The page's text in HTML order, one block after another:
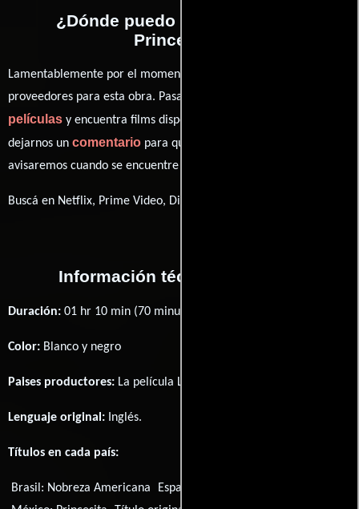
¿Dónde puedo ver la películas
Princesita?
Lamentablemente por el momento no contamos con enlaces a
proveedores para esta obra. Pasa por nuestro catálogo de
películas y encuentra films disponibles. También puedes
dejarnos un comentario para que le demos prioridad y te
avisaremos cuando se encuentre disponible
Buscá en Netflix, Prime Video, Disney+
Información técnica y general
Duración: 01 hr 10 min (70 minutos) .
Color: Blanco y negro
Paises productores: La película Laddie fué producida en
Lenguaje original: Inglés.
Títulos en cada país:
Brasil: Nobreza Americana España: